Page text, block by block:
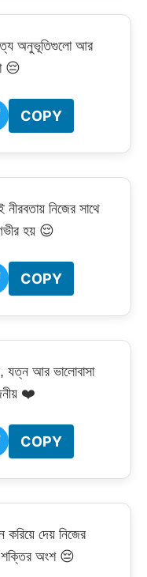
সত্য অনুভূতিগুলো আর
😔
COPY
নিজের সাথে
হয় 😌
COPY
যত্ন আর ভালোবাসা
❤️
COPY
দেয় নিজের
শক্তির অংশ 😔